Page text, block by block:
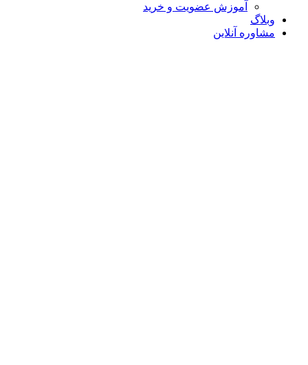
آموزش عضویت و خرید
وبلاگ
مشاوره آنلاین